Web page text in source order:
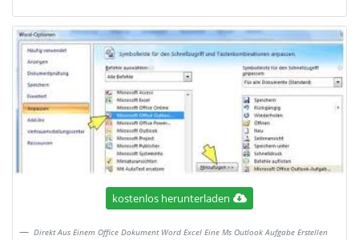
kostenlos herunterladen
Direkt Aus Einem Office Dokument Word Excel Eine Ms Outlook Aufgabe Erstellen